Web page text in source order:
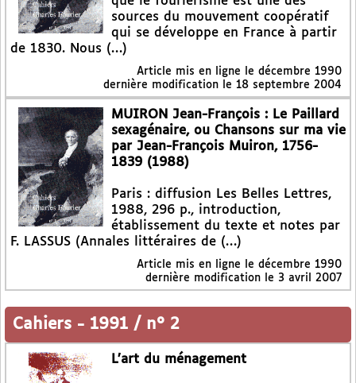
sources du mouvement coopératif
qui se développe en France à partir
de 1830. Nous (…)
Article mis en ligne le décembre 1990
dernière modification le 18 septembre 2004
MUIRON Jean-François : Le Paillard
sexagénaire, ou Chansons sur ma vie
par Jean-François Muiron, 1756-
1839 (1988)
Paris : diffusion Les Belles Lettres,
1988, 296 p., introduction,
établissement du texte et notes par
F. LASSUS (Annales littéraires de (…)
Article mis en ligne le décembre 1990
dernière modification le 3 avril 2007
Cahiers - 1991 / n° 2
L’art du ménagement